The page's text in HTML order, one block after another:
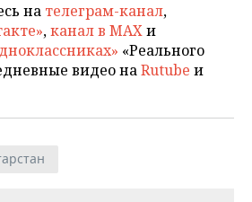
на телеграм-канал,
,канал в MAXи
«Реального
видео наRutube и